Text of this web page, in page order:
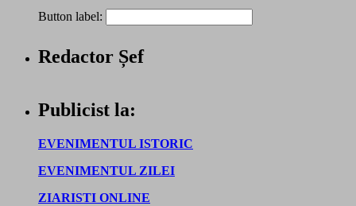
Button label:
Redactor Șef
Publicist la:
EVENIMENTUL ISTORIC
EVENIMENTUL ZILEI
ZIARISTI ONLINE